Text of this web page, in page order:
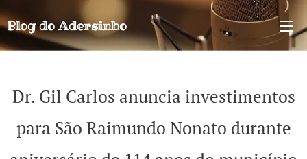
Blog doAdersinho
Dr. Gil Carlos anuncia investimentos
para São Raimundo Nonato durante